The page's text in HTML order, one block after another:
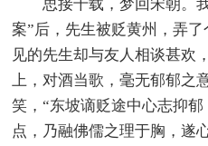
思接千载，梦回宋朝。
案”后，先生被贬黄州，弄
见的先生却与友人相谈甚欢
上，对酒当歌，毫无郁郁之
笑，“东坡谪贬途中心志抑
点，乃融佛儒之理于胸，遂